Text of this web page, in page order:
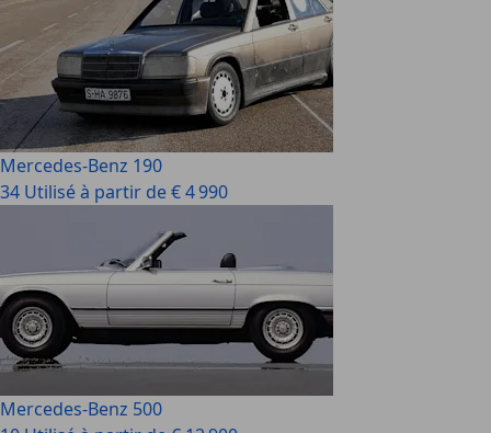
Mercedes-Benz 190
34 Utilisé à partir de € 4 990
Mercedes-Benz 500